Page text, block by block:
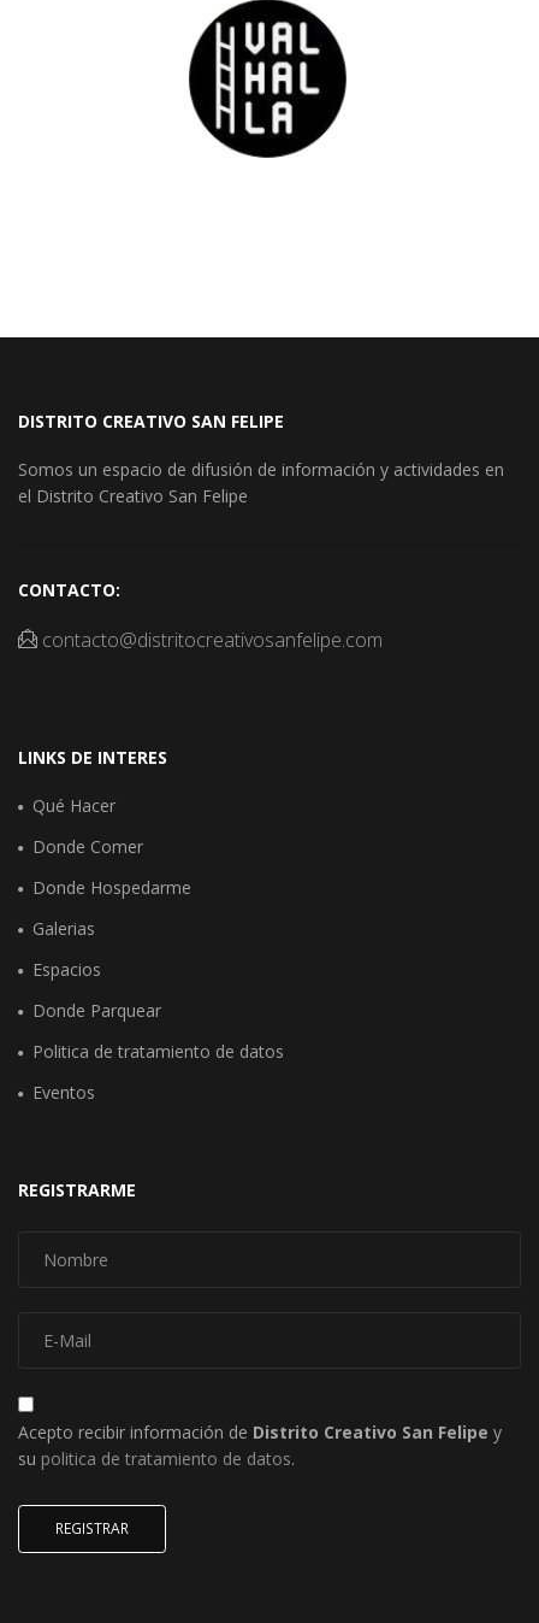
DISTRITO CREATIVO SAN FELIPE
Somos un espacio de difusión de información y actividades en
el Distrito Creativo San Felipe
CONTACTO:
contacto@distritocreativosanfelipe.com
LINKS DE INTERES
Qué Hacer
Donde Comer
Donde Hospedarme
Galerias
Espacios
Donde Parquear
Politica de tratamiento de datos
Eventos
REGISTRARME
Acepto recibir información de Distrito Creativo San Felipe y
su politica de tratamiento de datos.
REGISTRAR